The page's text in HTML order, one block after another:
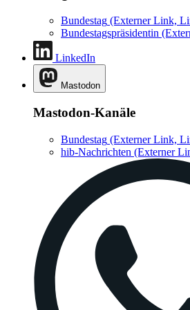
Bundestag (Externer Link,
Bundestagspräsidentin
LinkedIn
Mastodon
Mastodon-Kanäle
Bundestag (Externer Link,
hib-Nachrichten (Externer